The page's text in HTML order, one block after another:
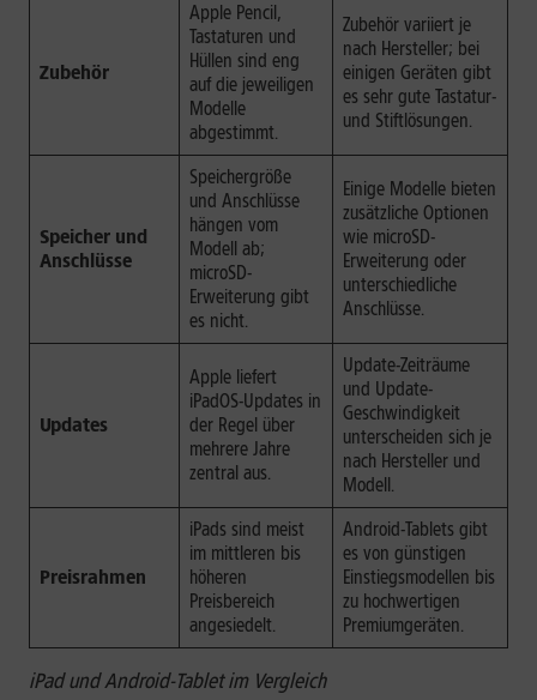
Zubehör
Apple Pencil,
Tastaturen und
Hüllen sind eng
auf die jeweiligen
Modelle
abgestimmt.
Zubehör variiert je
nach Hersteller; bei
einigen Geräten gibt
es sehr gute Tastatur-
und Stiftlösungen.
Speicher und
Anschlüsse
Speichergröße
und Anschlüsse
hängen vom
Modell ab;
microSD-
Erweiterung gibt
es nicht.
Einige Modelle bieten
zusätzliche Optionen
wie microSD-
Erweiterung oder
unterschiedliche
Anschlüsse.
Updates
Apple liefert
iPadOS-Updates in
der Regel über
mehrere Jahre
zentral aus.
Update-Zeiträume
und Update-
Geschwindigkeit
unterscheiden sich je
nach Hersteller und
Modell.
Preisrahmen
iPads sind meist
im mittleren bis
höheren
Preisbereich
angesiedelt.
Android-Tablets gibt
es von günstigen
Einstiegsmodellen bis
zu hochwertigen
Premiumgeräten.
iPad und Android-Tablet im Vergleich